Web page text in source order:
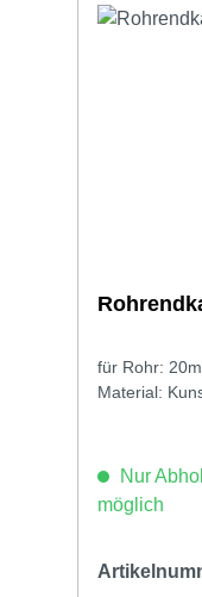
für Rohr:
Material:
Nur
möglich